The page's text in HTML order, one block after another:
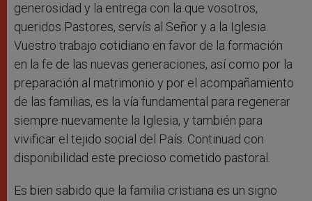
generosidad y la entrega con la que vosotros,
queridos Pastores, servís al Señor y a la Iglesia.
Vuestro trabajo cotidiano en favor de la formación
en la fe de las nuevas generaciones, así como por la
preparación al matrimonio y por el acompañamiento
de las familias, es la vía fundamental para regenerar
siempre nuevamente la Iglesia, y también para
vivificar el tejido social del País. Continuad con
disponibilidad este precioso cometido pastoral.
Es bien sabido que la familia cristiana es un signo